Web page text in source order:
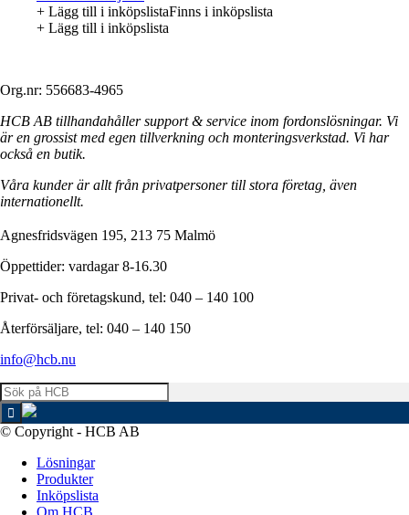
+ Lägg till i inköpslistaFinns i inköpslista
+ Lägg till i inköpslista
Org.nr: 556683-4965
HCB AB tillhandahåller support & service inom fordonslösningar. Vi
är en grossist med egen tillverkning och monteringsverkstad. Vi har
också en butik.
Våra kunder är allt från privatpersoner till stora företag, även
internationellt.
Agnesfridsvägen 195, 213 75 Malmö
Öppettider: vardagar 8-16.30
Privat- och företagskund, tel: 040 – 140 100
Återförsäljare, tel: 040 – 140 150
info@hcb.nu
© Copyright - HCB AB
Lösningar
Produkter
Inköpslista
Om HCB